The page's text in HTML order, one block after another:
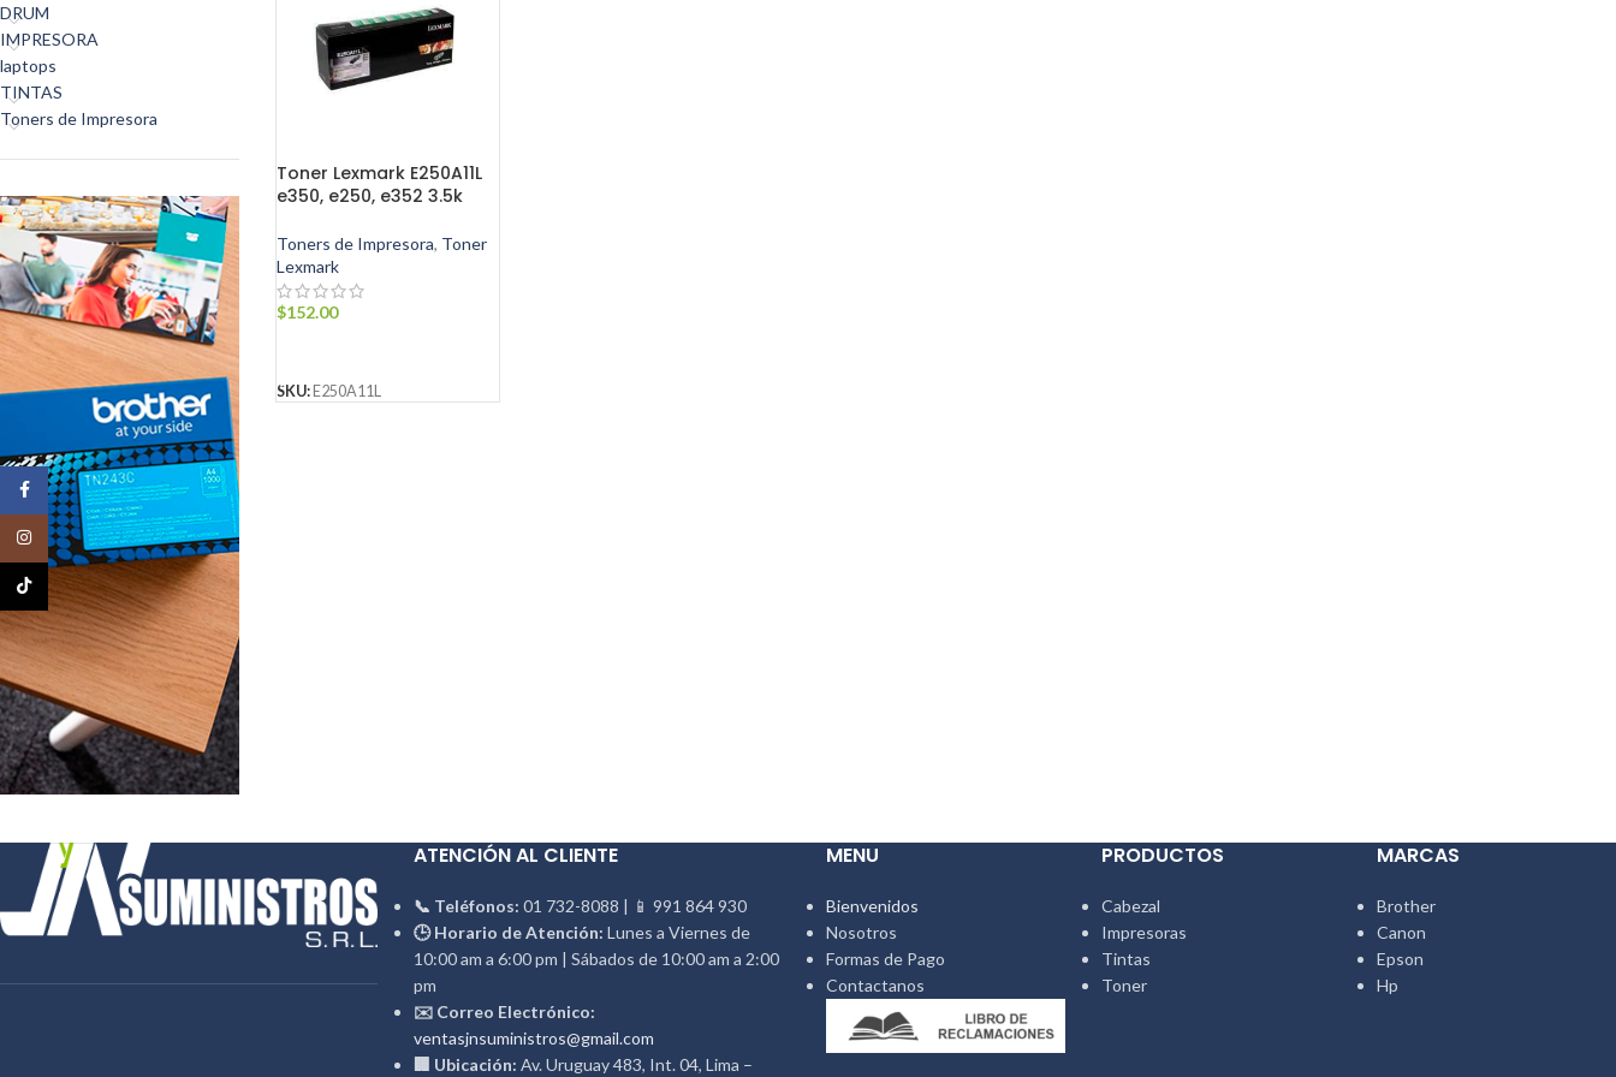
DRUM
IMPRESORA
laptops
TINTAS
Toners de Impresora
Toner Lexmark E250A11L
e350, e250, e352 3.5k
Toners de Impresora, Toner
Lexmark
$152.00
SKU: E250A11L
ATENCIÓN AL CLIENTE
📞 Teléfonos: 01 732-8088 | 📱 991 864 930
🕒 Horario de Atención: Lunes a Viernes de
10:00 am a 6:00 pm | Sábados de 10:00 am a 2:00
pm
✉️ Correo Electrónico:
ventasjnsuministros@gmail.com
🏢 Ubicación: Av. Uruguay 483, Int. 04, Lima –
MENU
Bienvenidos
Nosotros
Formas de Pago
Contactanos
PRODUCTOS
Cabezal
Impresoras
Tintas
Toner
MARCAS
Brother
Canon
Epson
Hp
Facebook
Instagram
TikTok